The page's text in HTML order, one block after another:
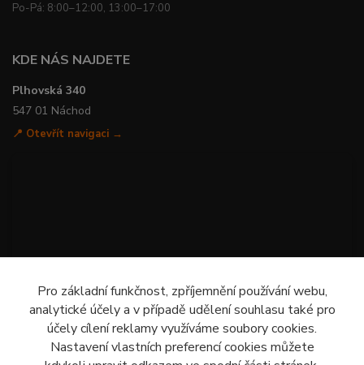
Po-Pá: 8:00–12:00, 13:00–17:00
KDE NÁS NAJDETE
Plhovská 340
547 01 Náchod
📍 Otevřít navigaci →
Pro základní funkčnost, zpříjemnění používání webu,
analytické účely a v případě udělení souhlasu také pro
účely cílení reklamy využíváme soubory cookies.
Nastavení vlastních preferencí cookies můžete